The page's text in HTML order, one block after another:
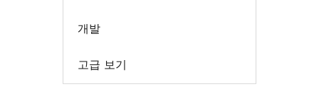
개발
고급 보기